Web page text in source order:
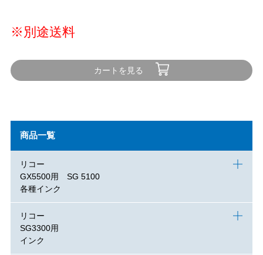
※別途送料
カートを見る
商品一覧
リコー
GX5500用 SG 5100
各種インク
リコー
SG3300用
インク